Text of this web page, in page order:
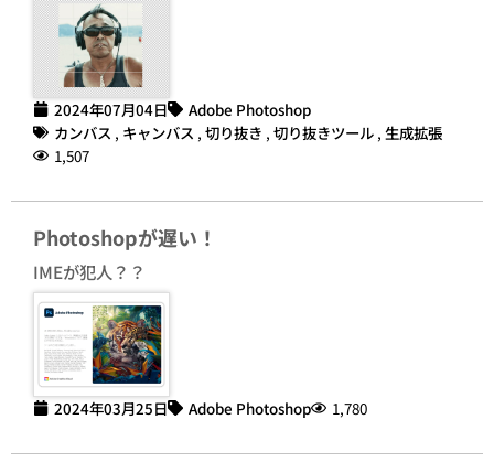
2024年07月04日
Adobe Photoshop
カンバス , キャンバス , 切り抜き , 切り抜きツール , 生成拡張
1,507
Photoshopが遅い！
IMEが犯人？？
2024年03月25日 Adobe Photoshop 1,780